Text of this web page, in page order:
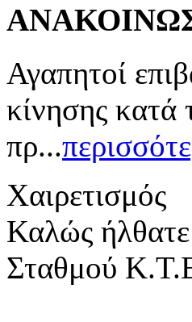
Αγαπητοί
κίνησης κατά
πρ...
Χαιρετισμός
Καλώς
Σταθμού